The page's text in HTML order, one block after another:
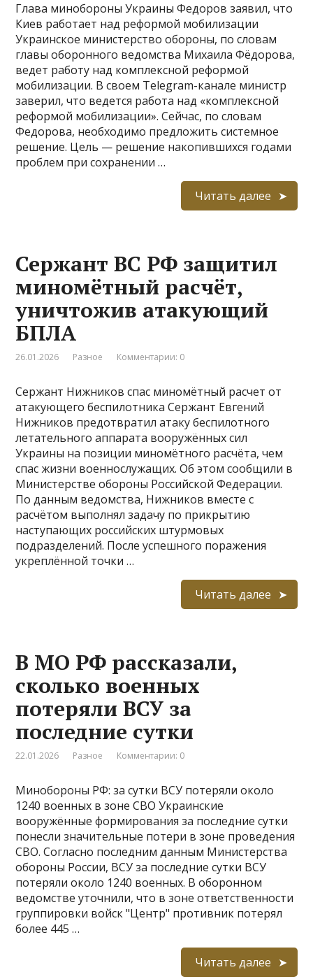
Глава минобороны Украины Федоров заявил, что
Киев работает над реформой мобилизации
Украинское министерство обороны, по словам
главы оборонного ведомства Михаила Фёдорова,
ведет работу над комплексной реформой
мобилизации. В своем Telegram-канале министр
заверил, что ведется работа над «комплексной
реформой мобилизации». Сейчас, по словам
Федорова, необходимо предложить системное
решение. Цель — решение накопившихся годами
проблем при сохранении …
Читать далее
Сержант ВС РФ защитил
миномётный расчёт,
уничтожив атакующий
БПЛА
26.01.2026 Разное Комментарии: 0
Сержант Нижников спас миномётный расчет от
атакующего беспилотника Сержант Евгений
Нижников предотвратил атаку беспилотного
летательного аппарата вооружённых сил
Украины на позиции миномётного расчёта, чем
спас жизни военнослужащих. Об этом сообщили в
Министерстве обороны Российской Федерации.
По данным ведомства, Нижников вместе с
расчётом выполнял задачу по прикрытию
наступающих российских штурмовых
подразделений. После успешного поражения
укреплённой точки …
Читать далее
В МО РФ рассказали,
сколько военных
потеряли ВСУ за
последние сутки
22.01.2026 Разное Комментарии: 0
Минобороны РФ: за сутки ВСУ потеряли около
1240 военных в зоне СВО Украинские
вооружённые формирования за последние сутки
понесли значительные потери в зоне проведения
СВО. Согласно последним данным Министерства
обороны России, ВСУ за последние сутки ВСУ
потеряли около 1240 военных. В оборонном
ведомстве уточнили, что в зоне ответственности
группировки войск "Центр" противник потерял
более 445 …
Читать далее